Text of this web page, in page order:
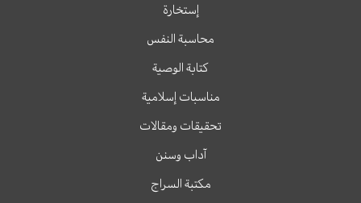
إستخارة
محاسبة النفس
كتابة الوصية
مناسبات إسلامية
تحقيقات ومقالات
آداب وسنن
مكتبة السراج